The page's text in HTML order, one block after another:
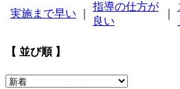
実施まで早い
指導の仕方が
良い
【 並び順 】